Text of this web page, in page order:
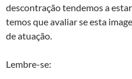
descontração tendemos a
temos que avaliar se esta
de atuação.
Lembre-se: